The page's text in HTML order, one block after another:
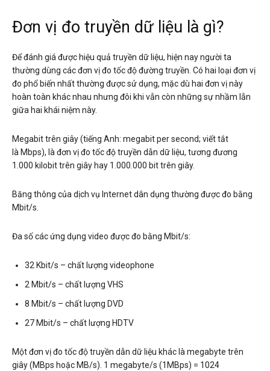
Đơn vị đo truyền dữ liệu là gì?
Để đánh giá được hiệu quả truyền dữ liệu, hiện nay người ta
thường dùng các đơn vị đo tốc độ đường truyền. Có hai loại đơn vị
đo phổ biến nhất thường được sử dụng, mặc dù hai đơn vị này
hoàn toàn khác nhau nhưng đôi khi vẫn còn những sự nhầm lẫn
giữa hai khái niệm này.
Megabit trên giây (tiếng Anh: megabit per second; viết tắt
là Mbps), là đơn vị đo tốc độ truyền dẫn dữ liệu, tương đương
1.000 kilobit trên giây hay 1.000.000 bit trên giây.
Băng thông của dịch vụ Internet dân dụng thường được đo bằng
Mbit/s.
Đa số các ứng dụng video được đo bằng Mbit/s:
32 Kbit/s – chất lượng videophone
2 Mbit/s – chất lượng VHS
8 Mbit/s – chất lượng DVD
27 Mbit/s – chất lượng HDTV
Một đơn vị đo tốc độ truyền dẫn dữ liệu khác là megabyte trên
giây (MBps hoặc MB/s). 1 megabyte/s (1MBps) = 1024